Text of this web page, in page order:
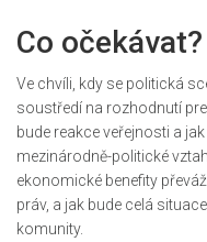
Co očekávat?
Ve chvíli, kdy se politická
soustředí na rozhodnutí
bude reakce veřejnosti a
mezinárodně-politické
ekonomické benefity
práv, a jak bude celá
komunity.